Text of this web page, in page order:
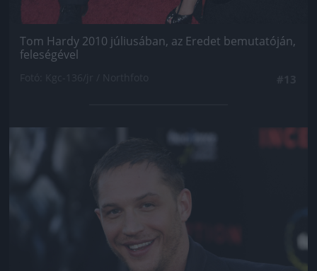
Tom Hardy 2010 júliusában, az Eredet bemutatóján,
feleségével
Jön még kép!